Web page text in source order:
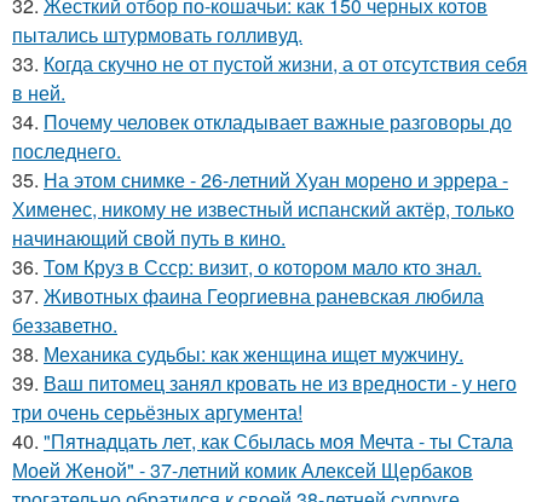
пытались штурмовать голливуд.
33. Когда скучно не от пустой жизни, а от отсутствия себя
в ней.
34. Почему человек откладывает важные разговоры до
последнего.
35. На этом снимке - 26-летний Хуан морено и эррера -
Хименес, никому не известный испанский актёр, только
начинающий свой путь в кино.
36. Том Круз в Ссср: визит, о котором мало кто знал.
37. Животных фаина Георгиевна раневская любила
беззаветно.
38. Механика судьбы: как женщина ищет мужчину.
39. Ваш питомец занял кровать не из вредности - у него
три очень серьёзных аргумента!
40. "Пятнадцать лет, как Сбылась моя Мечта - ты Стала
Моей Женой" - 37-летний комик Алексей Щербаков